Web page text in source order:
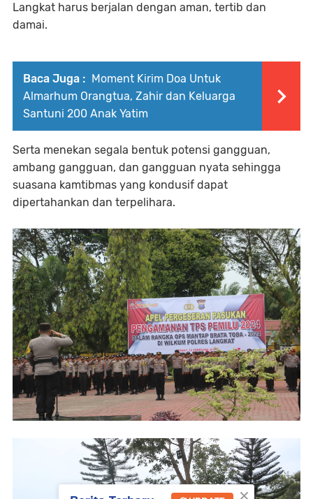
Langkat harus berjalan dengan aman, tertib dan
damai.
Baca Juga : Moment Kirim Doa Untuk
Almarhum Orangtua, Zahir dan Keluarga
Santuni 200 Anak Yatim
Serta menekan segala bentuk potensi gangguan,
ambang gangguan, dan gangguan nyata sehingga
suasana kamtibmas yang kondusif dapat
dipertahankan dan terpelihara.